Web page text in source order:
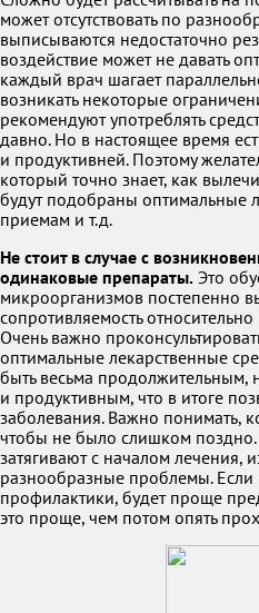
может отсутствовать по
выписываются недостаточно
воздействие может не давать
каждый врач шагает
возникать некоторые
рекомендуют употреблять
давно. Но в настоящее время
и продуктивней. Поэтому
который точно знает, как
будут подобраны оптимальные
приемам и т.д.
Не стоит в случае с
одинаковые препараты. Это
микроорганизмов постепенно
сопротивляемость
Очень важно
оптимальные лекарственные
быть весьма продолжительным,
и продуктивным, что в итоге
заболевания. Важно понимать,
чтобы не было слишком
затягивают с началом лечения,
разнообразные проблемы. Если
профилактики, будет проще
это проще, чем потом опять